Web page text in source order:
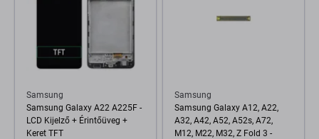
Samsung
Samsung Galaxy A22 A225F -
LCD Kijelző + Érintőüveg +
Keret TFT
Samsung
Samsung Galaxy A12, A22,
A32, A42, A52, A52s, A72,
M12, M22, M32, Z Fold 3 -